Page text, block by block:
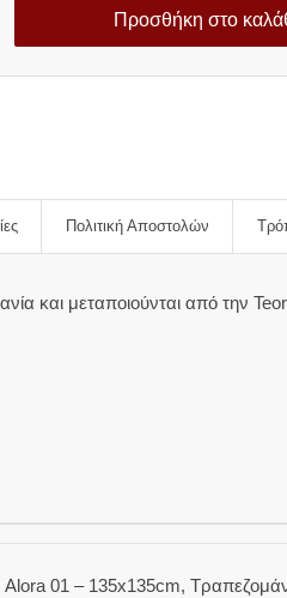
Προσθήκη στο
Πολιτική Αποστολών
και μεταποιούνται από την
01 – 135x135cm,